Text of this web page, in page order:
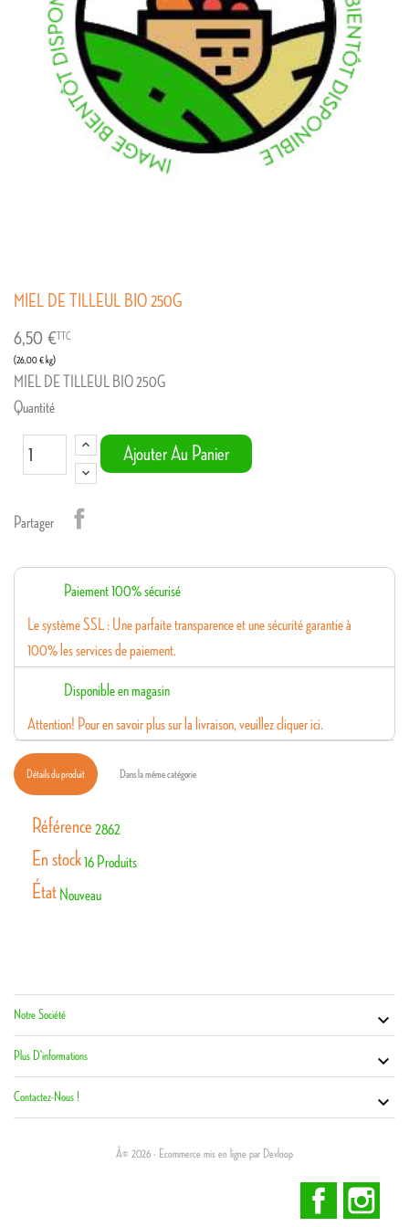
MIEL DE TILLEUL BIO 250G
6,50 €
(26,00 € kg)
TTC
MIEL DE TILLEUL BIO 250G
Quantité
Ajouter Au Panier
Partager
Paiement 100% sécurisé
Le système SSL : Une parfaite transparence et une sécurité garantie à
100% les services de paiement.
Disponible en magasin
Attention! Pour en savoir plus sur la livraison, veuillez cliquer ici.
Détails du produit Dans la même catégorie
Référence 2862
En stock16 Produits
État Nouveau
Notre Société 
Plus D'informations 
Contactez-Nous ! 

Â© 2026 - Ecommerce mis en ligne par Devloop
Facebook